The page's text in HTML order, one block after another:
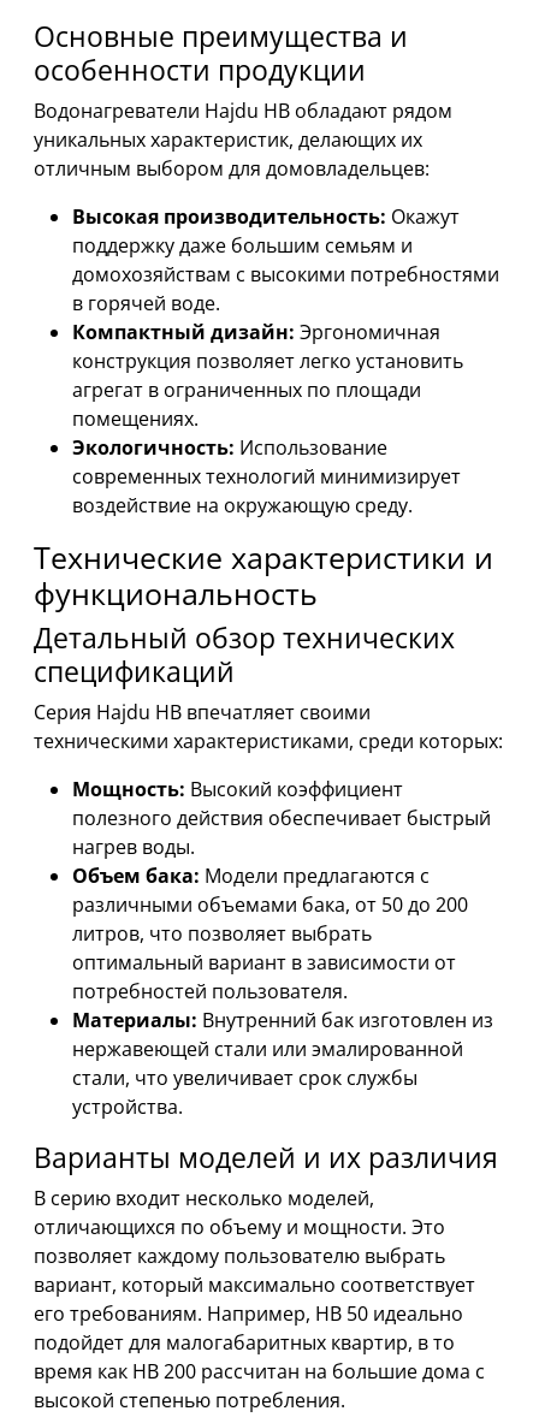
Основные преимущества и
особенности продукции
Водонагреватели Hajdu HB обладают рядом
уникальных характеристик, делающих их
отличным выбором для домовладельцев:
Высокая производительность: Окажут
поддержку даже большим семьям и
домохозяйствам с высокими потребностями
в горячей воде.
Компактный дизайн: Эргономичная
конструкция позволяет легко установить
агрегат в ограниченных по площади
помещениях.
Экологичность: Использование
современных технологий минимизирует
воздействие на окружающую среду.
Технические характеристики и
функциональность
Детальный обзор технических
спецификаций
Серия Hajdu HB впечатляет своими
техническими характеристиками, среди которых:
Мощность: Высокий коэффициент
полезного действия обеспечивает быстрый
нагрев воды.
Объем бака: Модели предлагаются с
различными объемами бака, от 50 до 200
литров, что позволяет выбрать
оптимальный вариант в зависимости от
потребностей пользователя.
Материалы: Внутренний бак изготовлен из
нержавеющей стали или эмалированной
стали, что увеличивает срок службы
устройства.
Варианты моделей и их различия
В серию входит несколько моделей,
отличающихся по объему и мощности. Это
позволяет каждому пользователю выбрать
вариант, который максимально соответствует
его требованиям. Например, HB 50 идеально
подойдет для малогабаритных квартир, в то
время как HB 200 рассчитан на большие дома с
высокой степенью потребления.